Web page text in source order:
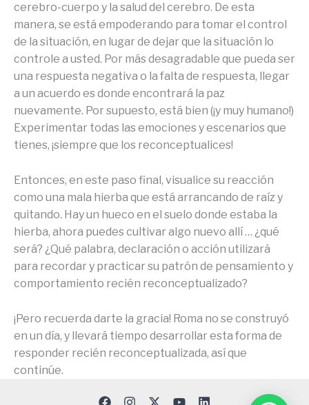
cerebro-cuerpo y la salud del cerebro. De esta
manera, se está empoderando para tomar el control
de la situación, en lugar de dejar que la situación lo
controle a usted. Por más desagradable que pueda ser
una respuesta negativa o la falta de respuesta, llegar
a un acuerdo es donde encontrará la paz
nuevamente. Por supuesto, está bien (¡y muy humano!)
Experimentar todas las emociones y escenarios que
tienes, ¡siempre que los reconceptualices!
Entonces, en este paso final, visualice su reacción
como una mala hierba que está arrancando de raíz y
quitando. Hay un hueco en el suelo donde estaba la
hierba, ahora puedes cultivar algo nuevo allí … ¿qué
será? ¿Qué palabra, declaración o acción utilizará
para recordar y practicar su patrón de pensamiento y
comportamiento recién reconceptualizado?
¡Pero recuerda darte la gracia! Roma no se construyó
en un día, y llevará tiempo desarrollar esta forma de
responder recién reconceptualizada, así que
continúe.